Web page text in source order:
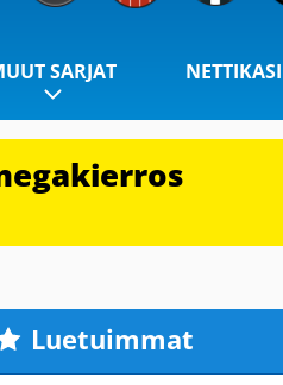
SARJAT
Luetuimmat